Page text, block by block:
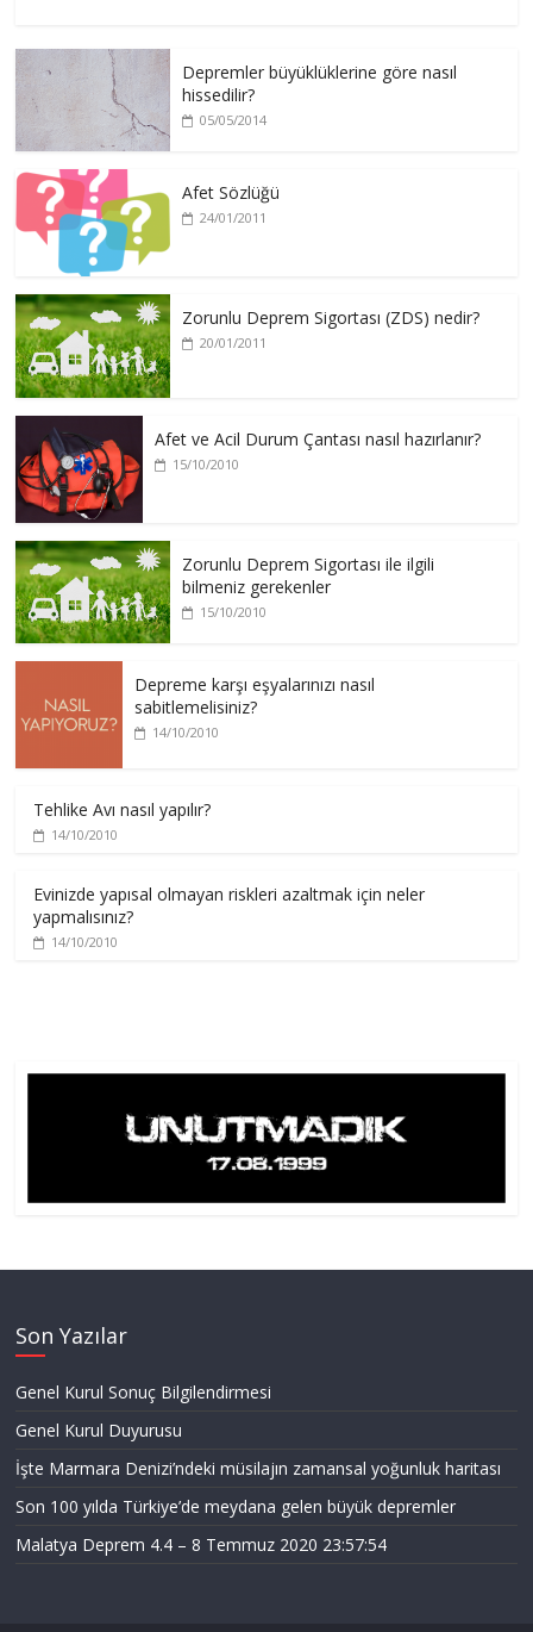
Depremler büyüklüklerine göre nasıl
hissedilir?
05/05/2014
Afet Sözlüğü
24/01/2011
Zorunlu Deprem Sigortası (ZDS) nedir?
20/01/2011
Afet ve Acil Durum Çantası nasıl hazırlanır?
15/10/2010
Zorunlu Deprem Sigortası ile ilgili
bilmeniz gerekenler
15/10/2010
Depreme karşı eşyalarınızı nasıl
sabitlemelisiniz?
14/10/2010
Tehlike Avı nasıl yapılır?
14/10/2010
Evinizde yapısal olmayan riskleri azaltmak için neler
yapmalısınız?
14/10/2010
Son Yazılar
Genel Kurul Sonuç Bilgilendirmesi
Genel Kurul Duyurusu
İşte Marmara Denizi’ndeki müsilajın zamansal yoğunluk haritası
Son 100 yılda Türkiye’de meydana gelen büyük depremler
Malatya Deprem 4.4 – 8 Temmuz 2020 23:57:54